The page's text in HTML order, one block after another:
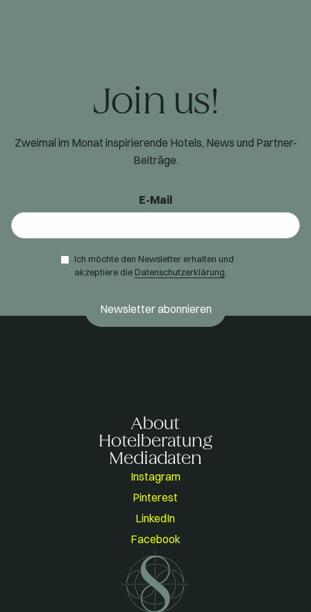
Join us!
Zweimal im Monat inspirierende Hotels, News und Partner-
Beiträge.
E-Mail
Ich möchte den Newsletter erhalten und
akzeptiere die Datenschutzerklärung
About
Hotelberatung
Mediadaten
Instagram
Pinterest
LinkedIn
Facebook